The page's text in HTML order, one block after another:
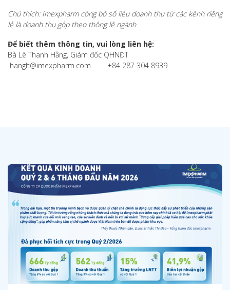
Chú thích: Imexpharm công bố số liệu doanh thu từ các kênh riêng
lẻ là doanh thu gộp theo thông lệ ngành.
Để biết thêm thông tin, vui lòng liên hệ:
Bà Lê Thanh Hằng, Giám đốc QHNĐT
hanglt@imexpharm.com +84 287 304 8939